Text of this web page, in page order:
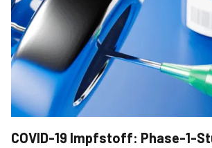
COVID-19 Impfstoff: Phase-1-